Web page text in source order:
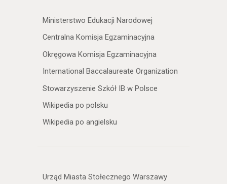
Ministerstwo Edukacji Narodowej
Centralna Komisja Egzaminacyjna
Okręgowa Komisja Egzaminacyjna
International Baccalaureate Organization
Stowarzyszenie Szkół IB w Polsce
Wikipedia po polsku
Wikipedia po angielsku
Urząd Miasta Stołecznego Warszawy